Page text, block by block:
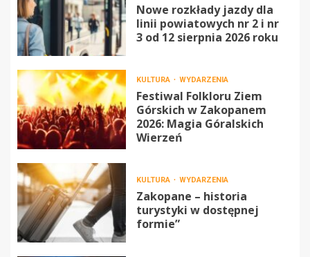
Nowe rozkłady jazdy dla
linii powiatowych nr 2 i nr
3 od 12 sierpnia 2026 roku
KULTURA WYDARZENIA
Festiwal Folkloru Ziem
Górskich w Zakopanem
2026: Magia Góralskich
Wierzeń
KULTURA WYDARZENIA
Zakopane – historia
turystyki w dostępnej
formie”